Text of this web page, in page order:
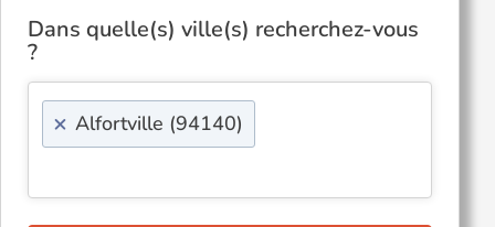
Dans quelle(s) ville(s) recherchez-vous
?
× Alfortville (94140)